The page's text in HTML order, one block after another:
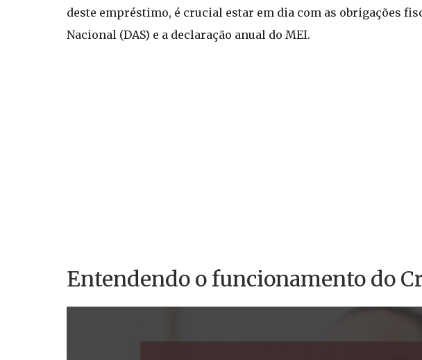
deste empréstimo, é crucial estar em dia com as obrigações
Nacional (DAS) e a declaração anual do MEI.
Entendendo o funcionamento do